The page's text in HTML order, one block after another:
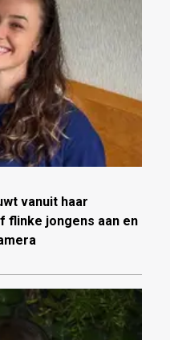
vanuit haar
flinke jongens aan en